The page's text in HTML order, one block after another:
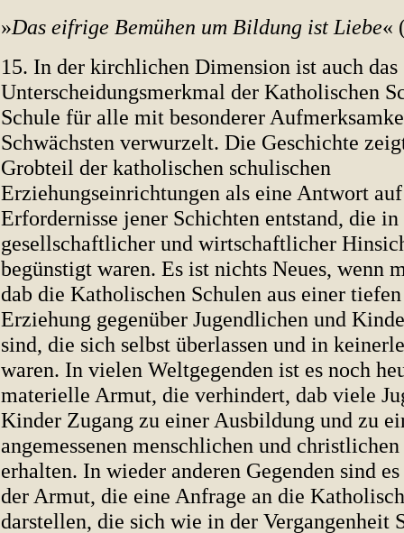
»Das eifrige Bemühen um Bildung ist Liebe«
15. In der kirchlichen Dimension ist auch das
Unterscheidungsmerkmal der Katholischen
Schule für alle mit besonderer
Schwächsten verwurzelt. Die Geschichte
Grobteil der katholischen schulischen
Erziehungseinrichtungen als eine Antwort
Erfordernisse jener Schichten entstand, die in
gesellschaftlicher und wirtschaftlicher
begünstigt waren. Es ist nichts Neues, wenn
dab die Katholischen Schulen aus einer
Erziehung gegenüber Jugendlichen und
sind, die sich selbst überlassen und in
waren. In vielen Weltgegenden ist es noch
materielle Armut, die verhindert, dab viele
Kinder Zugang zu einer Ausbildung und zu
angemessenen menschlichen und
erhalten. In wieder anderen Gegenden sind
der Armut, die eine Anfrage an die
darstellen, die sich wie in der Vergangenheit